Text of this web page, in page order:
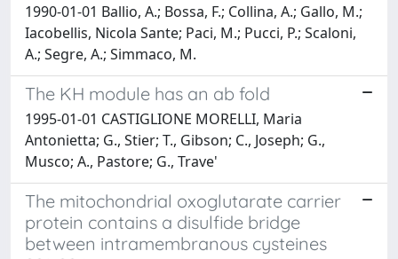
1990-01-01 Ballio, A.; Bossa, F.; Collina, A.; Gallo, M.;
Iacobellis, Nicola Sante; Paci, M.; Pucci, P.; Scaloni,
A.; Segre, A.; Simmaco, M.
The KH module has an ab fold
1995-01-01 CASTIGLIONE MORELLI, Maria
Antonietta; G., Stier; T., Gibson; C., Joseph; G.,
Musco; A., Pastore; G., Trave'
The mitochondrial oxoglutarate carrier
protein contains a disulfide bridge
between intramembranous cysteines